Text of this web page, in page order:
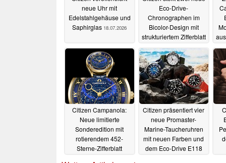
neue Uhr mit
Edelstahlgehäuse und
Saphirglas 18.07.2026
Eco-Drive-
Chronographen im
Bicolor-Design mit
strukturiertem Zifferblatt
vor07.07.2026
Citizen Campanola:
Neue limitierte
Sonderedition mit
rotierendem 452-
Sterne-Zifferblatt
Citizen präsentiert vier
neue Promaster-
Marine-Taucheruhren
mit neuen Farben und
dem Eco-Drive E118